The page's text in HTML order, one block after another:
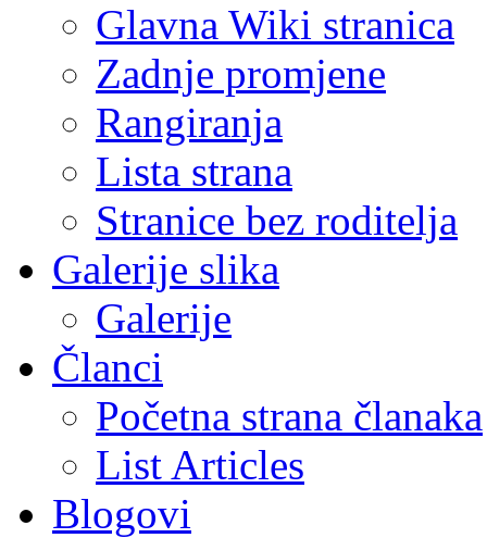
Glavna Wiki stranica
Zadnje promjene
Rangiranja
Lista strana
Stranice bez roditelja
Galerije slika
Galerije
Članci
Početna strana članaka
List Articles
Blogovi